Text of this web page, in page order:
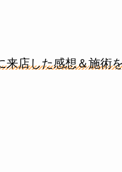
来店した感想＆施術